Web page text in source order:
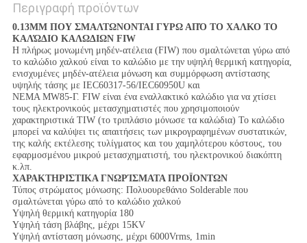
Περιγραφή προϊόντων
0.13MM ΠΟΥ ΣΜΑΛΤΩΝΟΝΤΑΙ ΓΥΡΩ ΑΠΌ ΤΟ ΧΑΛΚΟ ΤΟ
ΚΑΛΏΔΙΟ ΚΑΛΩΔΙΩΝ FIW
Η πλήρως μονωμένη μηδέν-ατέλεια (FIW) που σμαλτώνεται γύρω από
το καλώδιο χαλκού είναι το καλώδιο με την υψηλή θερμική κατηγορία,
ενισχυμένες μηδέν-ατέλεια μόνωση και συμμόρφωση αντίστασης
υψηλής τάσης με IEC60317-56/IEC60950U και
NEMA MW85-Γ. FIW είναι ένα εναλλακτικό καλώδιο για να χτίσει
τους ηλεκτρονικούς μετασχηματιστές που χρησιμοποιούν
χαρακτηριστικά TIW (το τριπλάσιο μόνωσε τα καλώδια) Το καλώδιο
μπορεί να καλύψει τις απαιτήσεις των μικρογραφημένων συστατικών,
της καλής εκτέλεσης τυλίγματος και του χαμηλότερου κόστους, του
εφαρμοσμένου μικρού μετασχηματιστή, του ηλεκτρονικού διακόπτη
κ.λπ.
ΧΑΡΑΚΤΗΡΙΣΤΙΚΑ ΓΝΩΡΊΣΜΑΤΑ ΠΡΟΪΟΝΤΩΝ
Τύπος στρώματος μόνωσης: Πολυουρεθάνιο Solderable που
σμαλτώνεται γύρω από το καλώδιο χαλκού
Υψηλή θερμική κατηγορία 180
Υψηλή τάση βλάβης, μέχρι 15KV
Υψηλή αντίσταση μόνωσης, μέχρι 6000Vrms, 1min